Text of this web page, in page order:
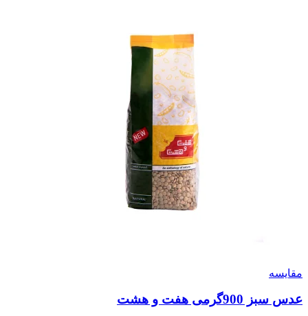
مقايسه
عدس سبز 900گرمی هفت و هشت